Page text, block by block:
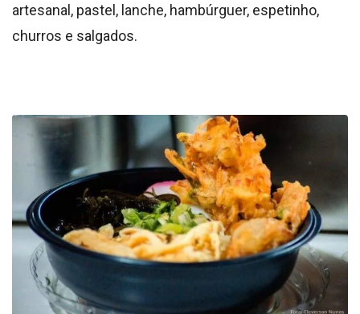
artesanal, pastel, lanche, hambúrguer, espetinho,
churros e salgados.